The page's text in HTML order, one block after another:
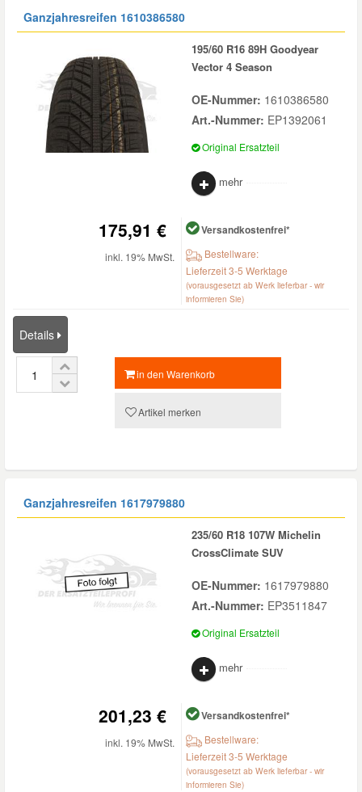
Ganzjahresreifen 1610386580
195/60 R16 89H Goodyear
Vector 4 Season
OE-Nummer: 1610386580
Art.-Nummer: EP1392061
Original Ersatzteil
mehr
175,91 €
inkl. 19% MwSt.
Versandkostenfrei*
Bestellware:
Lieferzeit 3-5 Werktage
(vorausgesetzt ab Werk lieferbar - wir
informieren Sie)
Details
in den Warenkorb
Artikel merken
Ganzjahresreifen 1617979880
235/60 R18 107W Michelin
CrossClimate SUV
OE-Nummer: 1617979880
Art.-Nummer: EP3511847
Original Ersatzteil
mehr
201,23 €
inkl. 19% MwSt.
Versandkostenfrei*
Bestellware:
Lieferzeit 3-5 Werktage
(vorausgesetzt ab Werk lieferbar - wir
informieren Sie)